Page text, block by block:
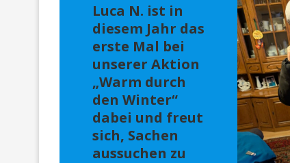
Luca N. ist in
diesem Jahr das
erste Mal bei
unserer Aktion
„Warm durch
den Winter“
dabei und freut
sich, Sachen
aussuchen zu